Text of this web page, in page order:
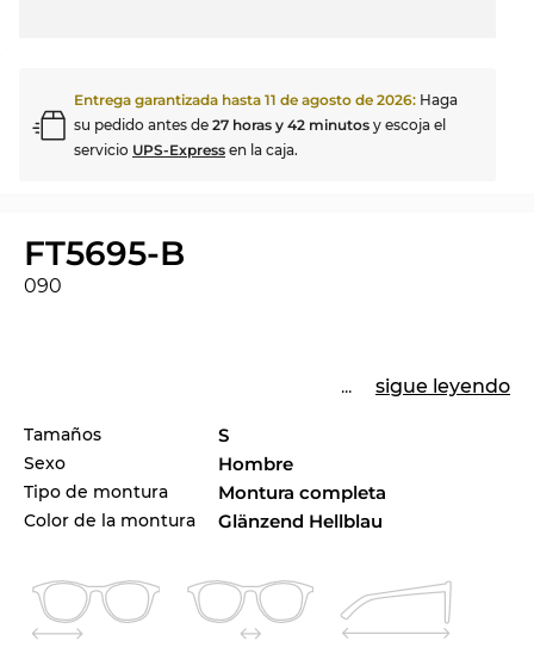
Entrega garantizada hasta 11 de agosto de 2026: Haga
su pedido antes de 27 horas y 42 minutos y escoja el
servicio UPS-Express en la caja.
FT5695-B
090
... sigue leyendo
Tamaños S
Sexo Hombre
Tipo de montura Montura completa
Color de la montura Glänzend Hellblau